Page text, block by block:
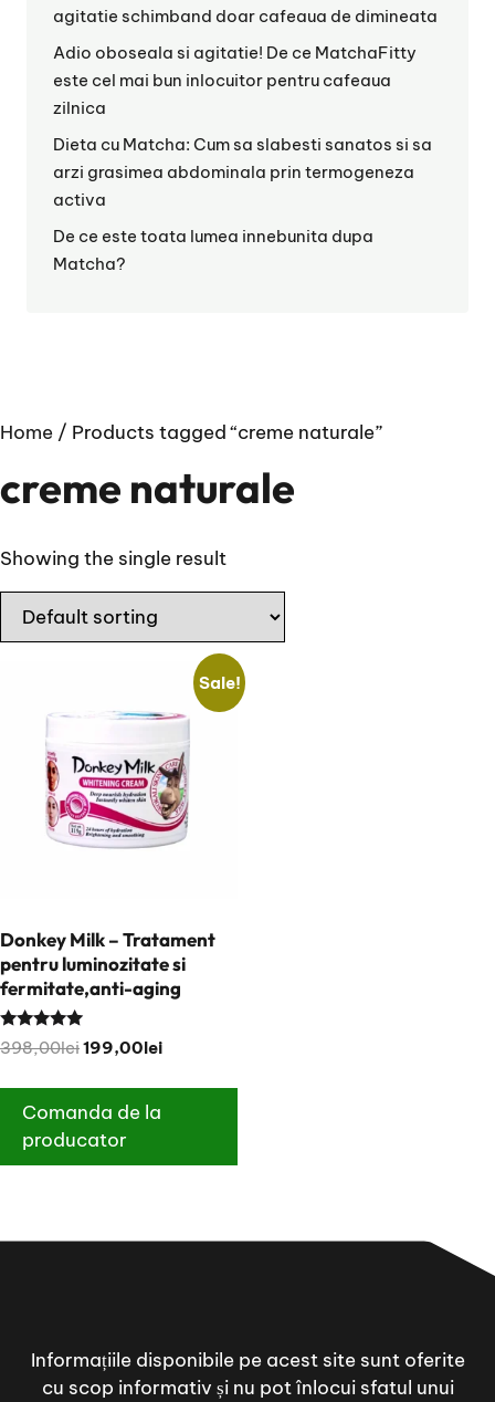
agitatie schimband doar cafeaua de dimineata
Adio oboseala si agitatie! De ce MatchaFitty
este cel mai bun inlocuitor pentru cafeaua
zilnica
Dieta cu Matcha: Cum sa slabesti sanatos si sa
arzi grasimea abdominala prin termogeneza
activa
De ce este toata lumea innebunita dupa
Matcha?
Home / Products tagged “creme naturale”
creme naturale
Showing the single result
Sale!
Donkey Milk – Tratament
pentru luminozitate si
fermitate,anti-aging
Rated
5.00
398,00leiOriginal
was:
398,00lei.
199,00leiCurrent
Comanda de la
producator
Informațiile disponibile pe acest site sunt oferite
cu scop informativ și nu pot înlocui sfatul unui